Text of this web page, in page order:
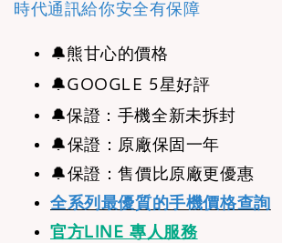
時代通訊給你安全有保障
🔔熊甘心的價格
🔔GOOGLE 5星好評
🔔保證：手機全新未拆封
🔔保證：原廠保固一年
🔔保證：售價比原廠更優惠
全系列最優質的手機價格查詢
官方LINE 專人服務